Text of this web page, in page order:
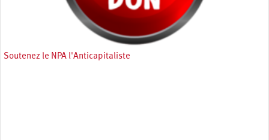
Soutenez le NPA l'Anticapitaliste